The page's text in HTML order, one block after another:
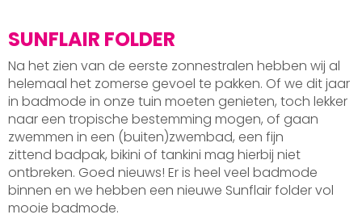
SUNFLAIR FOLDER
Na het zien van de eerste zonnestralen hebben wij al
helemaal het zomerse gevoel te pakken. Of we dit jaar
in badmode in onze tuin moeten genieten, toch lekker
naar een tropische bestemming mogen, of gaan
zwemmen in een (buiten)zwembad, een fijn
zittend badpak, bikini of tankini mag hierbij niet
ontbreken. Goed nieuws! Er is heel veel badmode
binnen en we hebben een nieuwe Sunflair folder vol
mooie badmode.